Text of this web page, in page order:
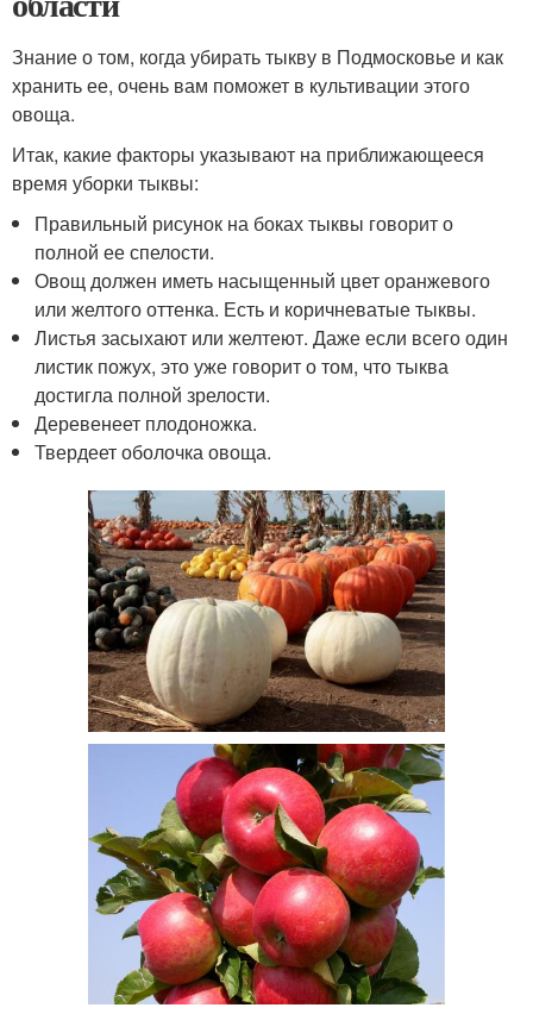
Знание о том, когда убирать тыкву в Подмосковье и как
хранить ее, очень вам поможет в культивации этого
овоща.
Итак, какие факторы указывают на приближающееся
время уборки тыквы:
Правильный рисунок на боках тыквы говорит о
полной ее спелости.
Овощ должен иметь насыщенный цвет оранжевого
или желтого оттенка. Есть и коричневатые тыквы.
Листья засыхают или желтеют. Даже если всего один
листик пожух, это уже говорит о том, что тыква
достигла полной зрелости.
Деревенеет плодоножка.
Твердеет оболочка овоща.